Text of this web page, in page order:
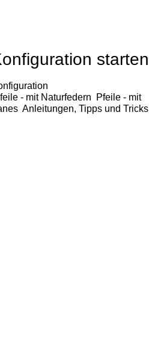
starten
- mit Naturfedern
Pfeile - mit
Anleitungen, Tipps und Tricks